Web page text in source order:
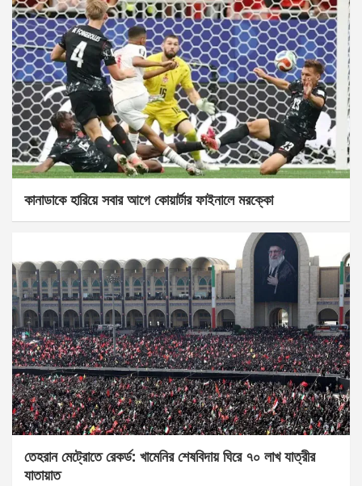
কানাডাকে হারিয়ে সবার আগে কোয়ার্টার ফাইনালে মরক্কো
তেহরান মেট্রোতে রেকর্ড: খামেনির শেষবিদায় ঘিরে ৭০ লাখ যাত্রীর
যাতায়াত